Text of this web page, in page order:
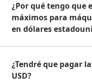
¿Por qué tengo que
máximos para
en dólares
¿Tendré que pagar
USD?